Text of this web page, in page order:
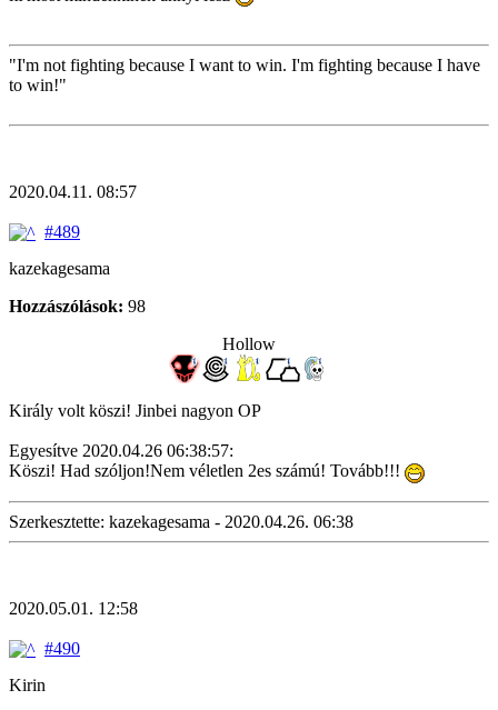
"I'm not fighting because I want to win. I'm fighting because I have
to win!"
2020.04.11. 08:57
#489
kazekagesama
Hozzászólások: 98
Hollow
Király volt köszi! Jinbei nagyon OP
Egyesítve 2020.04.26 06:38:57:
Köszi! Had szóljon!Nem véletlen 2es számú! Tovább!!!
Szerkesztette: kazekagesama - 2020.04.26. 06:38
2020.05.01. 12:58
#490
Kirin